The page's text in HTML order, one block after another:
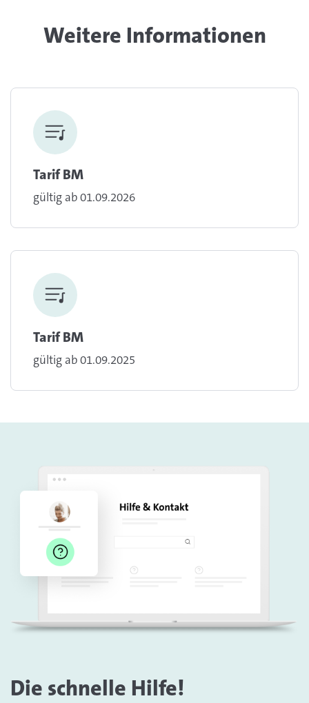
Weitere Informationen
Tarif BM
gültig ab 01.09.2026
Tarif BM
gültig ab 01.09.2025
Die schnelle Hilfe!